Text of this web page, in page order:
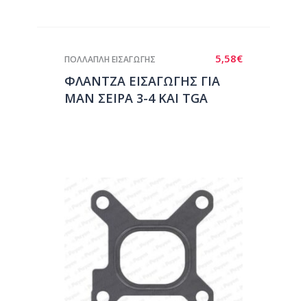
5,58€
ΠΟΛΛΑΠΛΗ ΕΙΣΑΓΩΓΗΣ
ΦΛΑΝΤΖΑ ΕΙΣΑΓΩΓΗΣ ΓΙΑ
ΜΑΝ ΣΕΙΡΑ 3-4 ΚΑΙ TGA